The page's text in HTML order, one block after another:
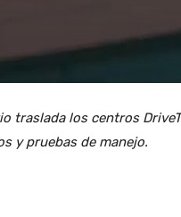
traslada los centros
y pruebas de manejo.